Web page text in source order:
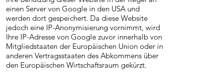
einen Server von Google in den USA und
werden dort gespeichert. Da diese Website
jedoch eine IP-Anonymisierung vornimmt, wird
Ihre IP-Adresse von Google zuvor innerhalb von
Mitgliedstaaten der Europäischen Union oder in
anderen Vertragsstaaten des Abkommens über
den Europäischen Wirtschaftsraum gekürzt.